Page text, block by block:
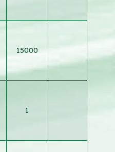
15000
1